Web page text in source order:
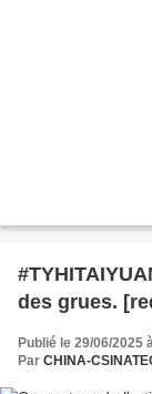
des grues.
Publié le 29/06/2025
Par CHINA-